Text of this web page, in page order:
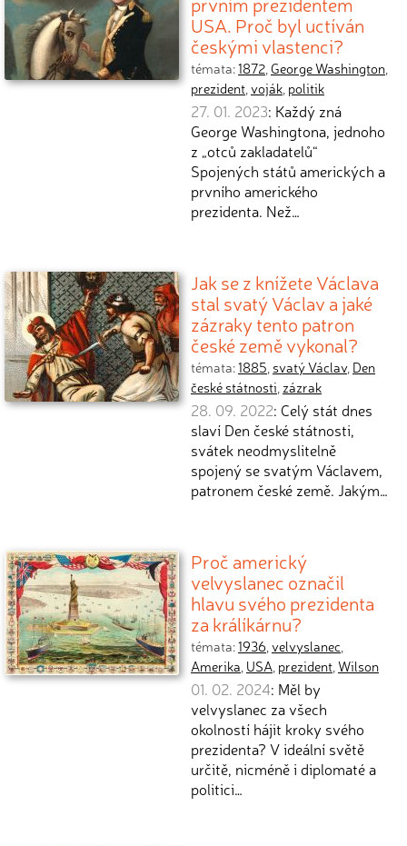
USA. Proč byl uctíván
českými vlastenci?
témata:1872,George Washington,
prezident,voják, politik
27. 01. 2023: Každý zná
George Washingtona, jednoho
z „otců zakladatelů“
Spojených států amerických a
prvního amerického
prezidenta. Než…
Jak se z knížete Václava
stal svatý Václav a jaké
zázraky tento patron
české země vykonal?
témata:1885, svatý Václav, Den
české státnosti, zázrak
28. 09. 2022: Celý stát dnes
slaví Den české státnosti,
svátek neodmyslitelně
spojený se svatým Václavem,
patronem české země. Jakým…
Proč americký
velvyslanec označil
hlavu svého prezidenta
za králíkárnu?
témata:1936,velvyslanec,
Amerika, USA, prezident,Wilson
01. 02. 2024: Měl by
velvyslanec za všech
okolností hájit kroky svého
prezidenta? V ideální světě
určitě, nicméně i diplomaté a
politici…